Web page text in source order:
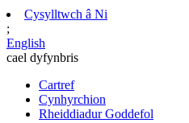
Cysylltwch â Ni
;
English
cael dyfynbris
Cartref
Cynhyrchion
Rheiddiadur Goddefol